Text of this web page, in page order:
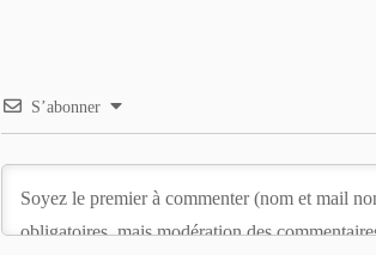
S’abonner